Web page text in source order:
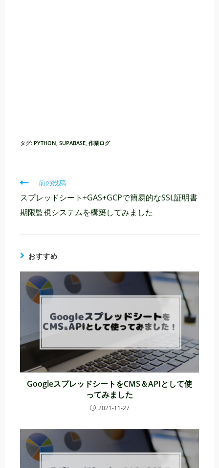
タグ: PYTHON, SUPABASE, 作業ログ
そ
他
の
記
む
前の投稿
スプレッドシート+GAS+GCPで簡易的なSSL証明書
期限監視システムを構築してみました
おすすめ
GoogleスプレッドシートをCMS＆APIとして使
ってみました
2021-11-27